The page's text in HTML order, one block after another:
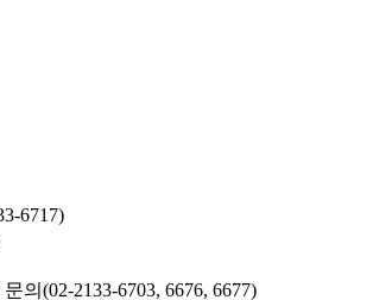
6717)
의(02-2133-6703, 6676, 6677)